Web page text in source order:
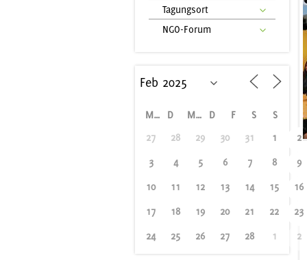
Tagungsort
NGO-Forum
M D M D F S
S
27
28 29 30 31 1 2
3 4 5 6 7 8 9
10 11 12 13 14 15 16
17 18 19 20 21 22 23
24 25 26 27 28 1 2